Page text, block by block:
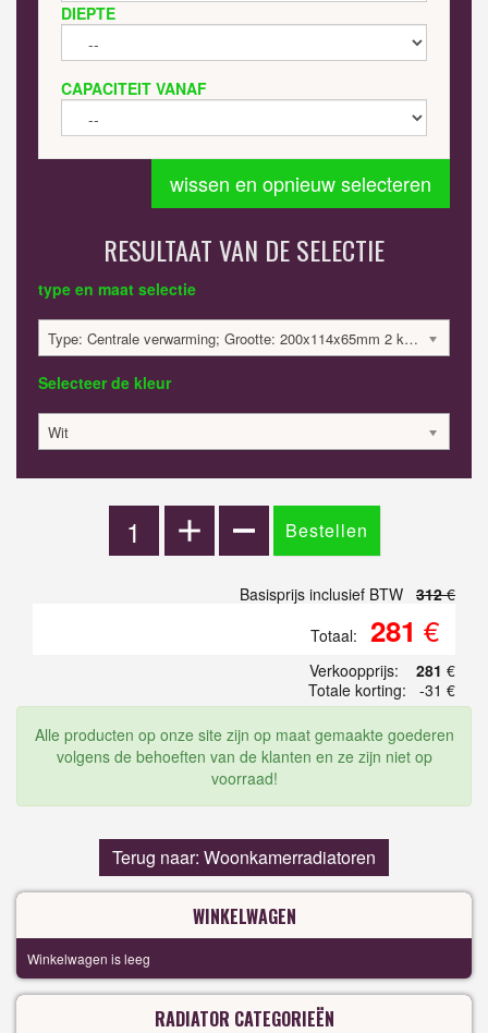
DIEPTE
CAPACITEIT VANAF
wissen en opnieuw selecteren
RESULTAAT VAN DE SELECTIE
type en maat selectie
Type: Centrale verwarming; Grootte: 200x114x65mm 2 kolommen; 29 Watt:; 312.58 €
Selecteer de kleur
Wit
Basisprijs inclusief BTW 312€
Totaal:
281 €
Verkoopprijs: 281 €
Totale korting:
-31 €
Alle producten op onze site zijn op maat gemaakte goederen
volgens de behoeften van de klanten en ze zijn niet op
voorraad!
Terug naar: Woonkamerradiatoren
WINKELWAGEN
Winkelwagen is leeg
RADIATOR CATEGORIEËN